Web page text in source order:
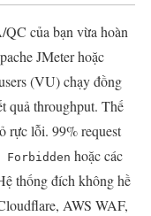
của bạn vừa hoàn
JMeter hoặc
(VU) chạy đồng
quả throughput. Thế
rực lỗi. 99% request
Forbidden hoặc các
thống đích không hề
AWS WAF,